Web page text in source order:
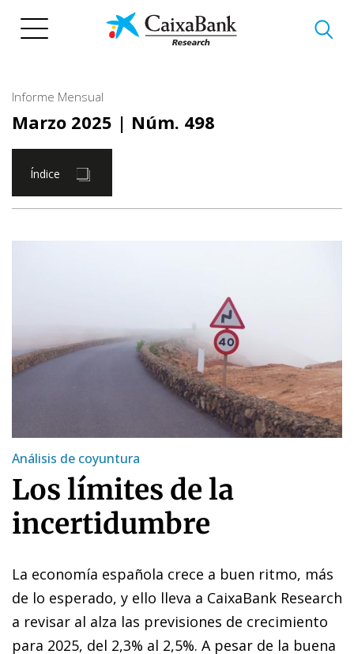
Informe Mensual
Marzo 2025 | Núm. 498
Índice
Análisis de coyuntura
Los límites de la
incertidumbre
La economía española crece a buen ritmo, más
de lo esperado, y ello lleva a CaixaBank Research
a revisar al alza las previsiones de crecimiento
para 2025, del 2,3% al 2,5%. A pesar de la buena